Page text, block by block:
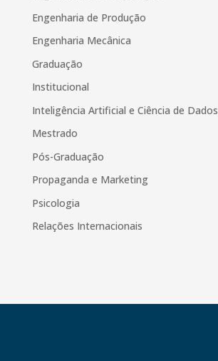
Engenharia de Produção
Engenharia Mecânica
Graduação
Institucional
Inteligência Artificial e Ciência de Dados
Mestrado
Pós-Graduação
Propaganda e Marketing
Psicologia
Relações Internacionais